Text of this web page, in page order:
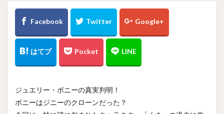
ジュエリー・ボニーの真実判明！
ボニーはジニーのクローンだった？